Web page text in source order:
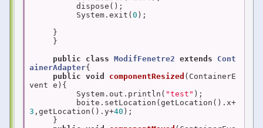
dispose();
System.exit( 0 );
}
}
public
class ModifFenetre2 extends
Cont
ainerAdapter{
public void componentResized (ContainerE
vent e) {
System.out.println( "test" );
boite.setLocation(getLocation().x+
3 ,getLocation().y+40 );
}